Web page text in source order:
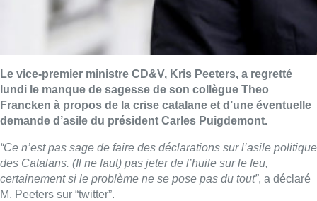
Le vice-premier ministre CD&V, Kris Peeters, a regretté
lundi le manque de sagesse de son collègue Theo
Francken à propos de la crise catalane et d’une éventuelle
demande d’asile du président Carles Puigdemont.
“Ce n’est pas sage de faire des déclarations sur l’asile politique
des Catalans. (Il ne faut) pas jeter de l’huile sur le feu,
certainement si le problème ne se pose pas du tout”, a déclaré
M. Peeters sur “twitter”.